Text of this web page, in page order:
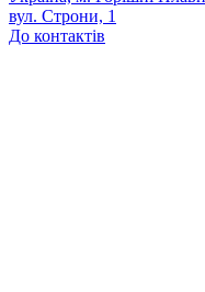
вул. Строни, 1
До контактів